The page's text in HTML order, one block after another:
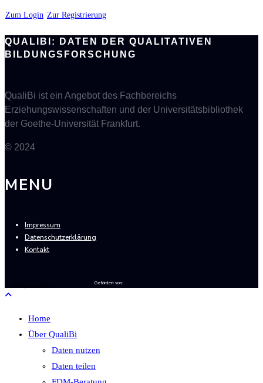
Zum Login Zur Registrierung
QUALIBI: DATEN DER QUALITATIVEN
BILDUNGSFORSCHUNG
QualiBi ist ein Angebot des Fachbereichs
Erziehungswissenschaften und der Universitätsbibliothek
der Goethe-Universität Frankfurt.
© 2024
MENU
Impressum
Datenschutzerklärung
Kontakt
Gefördert von:
Home
Über QualiBi
Daten nutzen
Daten teilen